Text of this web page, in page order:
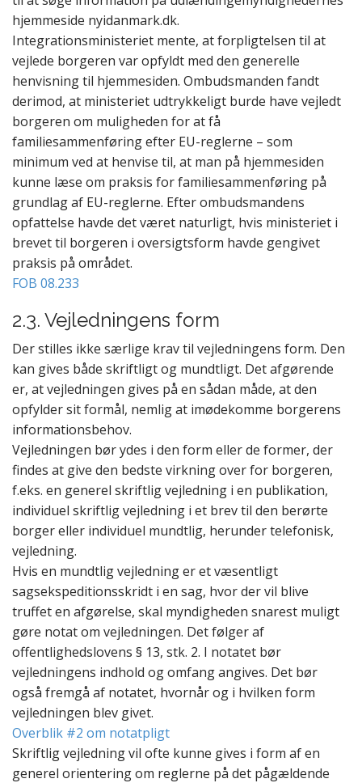
hjemmeside nyidanmark.dk.
Integrationsministeriet mente, at forpligtelsen til at
vejlede borgeren var opfyldt med den generelle
henvisning til hjemmesiden. Ombudsmanden fandt
derimod, at ministeriet udtrykkeligt burde have vejledt
borgeren om muligheden for at få
familiesammenføring efter EU-reglerne – som
minimum ved at henvise til, at man på hjemmesiden
kunne læse om praksis for familiesammenføring på
grundlag af EU-reglerne. Efter ombudsmandens
opfattelse havde det været naturligt, hvis ministeriet i
brevet til borgeren i oversigtsform havde gengivet
praksis på området.
FOB 08.233
2.3. Vejledningens form
Der stilles ikke særlige krav til vejledningens form. Den
kan gives både skriftligt og mundtligt. Det afgørende
er, at vejledningen gives på en sådan måde, at den
opfylder sit formål, nemlig at imødekomme borgerens
informationsbehov.
Vejledningen bør ydes i den form eller de former, der
findes at give den bedste virkning over for borgeren,
f.eks. en generel skriftlig vejledning i en publikation,
individuel skriftlig vejledning i et brev til den berørte
borger eller individuel mundtlig, herunder telefonisk,
vejledning.
Hvis en mundtlig vejledning er et væsentligt
sagsekspeditionsskridt i en sag, hvor der vil blive
truffet en afgørelse, skal myndigheden snarest muligt
gøre notat om vejledningen. Det følger af
offentlighedslovens § 13, stk. 2. I notatet bør
vejledningens indhold og omfang angives. Det bør
også fremgå af notatet, hvornår og i hvilken form
vejledningen blev givet.
Overblik #2 om notatpligt
Skriftlig vejledning vil ofte kunne gives i form af en
generel orientering om reglerne på det pågældende